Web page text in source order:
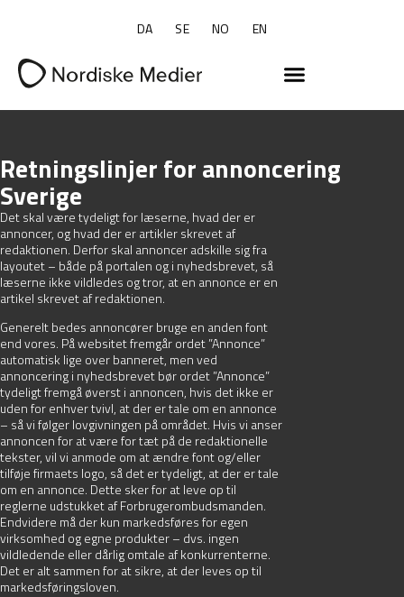
DA SE NO EN
Retningslinjer for annoncering
Sverige
Det skal være tydeligt for læserne, hvad der er
annoncer, og hvad der er artikler skrevet af
redaktionen. Derfor skal annoncer adskille sig fra
layoutet – både på portalen og i nyhedsbrevet, så
læserne ikke vildledes og tror, at en annonce er en
artikel skrevet af redaktionen.
Generelt bedes annoncører bruge en anden font
end vores. På websitet fremgår ordet ”Annonce”
automatisk lige over banneret, men ved
annoncering i nyhedsbrevet bør ordet ”Annonce”
tydeligt fremgå øverst i annoncen, hvis det ikke er
uden for enhver tvivl, at der er tale om en annonce
– så vi følger lovgivningen på området. Hvis vi anser
annoncen for at være for tæt på de redaktionelle
tekster, vil vi anmode om at ændre font og/eller
tilføje firmaets logo, så det er tydeligt, at der er tale
om en annonce. Dette sker for at leve op til
reglerne udstukket af Forbrugerombudsmanden.
Endvidere må der kun markedsføres for egen
virksomhed og egne produkter – dvs. ingen
vildledende eller dårlig omtale af konkurrenterne.
Det er alt sammen for at sikre, at der leves op til
markedsføringsloven.